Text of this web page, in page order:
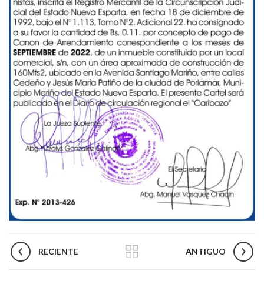
RECIENTE ANTIGUO